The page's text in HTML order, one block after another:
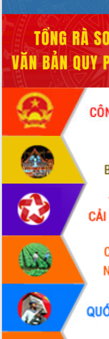
nghiệp Đắk Lắk tăng trưởng bứt phá
Triển khai đồng bộ đo đạc, lập hồ sơ
địa chính, hoàn thiện cơ sở dữ liệu đất
đai
Ứng dụng sinh trắc học - Bước tiến
trong hành trình chuyển đổi số tại Đắk
Lắk
Đắk Lắk nâng cao hiệu quả công tác
Đảng từ Sổ tay đảng viên điện tử
Đắk Lắk đẩy mạnh nuôi biển công
nghệ, hướng tới phát triển thủy sản
bền vững
Tập huấn nâng cao năng lực triển khai
chuyển đổi số cho cán bộ, công chức
cấp xã
Đắk Lắk phát động hưởng ứng Ngày
Quyền của người tiêu dùng Việt Nam
2026
Đẩy mạnh cải cách hành chính, quyết
tâm đạt được mục tiêu tăng trưởng
hai con số trong năm 2026
Tổ chức trang trọng Lễ hội Đền thờ
Lương Văn Chánh năm 2026
Phó Bí thư Tỉnh ủy Đắk Lắk Đỗ Hữu
Huy giữ chức Bí thư Đảng ủy Ủy Ban
Nhân dân tỉnh
Bệnh án điện tử thúc đẩy chuyển đổi
số y tế tại Đắk Lắk
Chuyển đổi số thư viện: Mở rộng
không gian tri thức trong thời đại số